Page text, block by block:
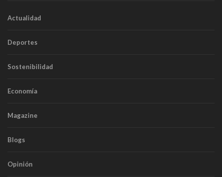
Actualidad
Deportes
Sostenibilidad
Economía
Magazine
Blogs
Opinión